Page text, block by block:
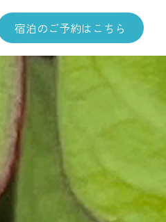
宿泊のご予約はこちら